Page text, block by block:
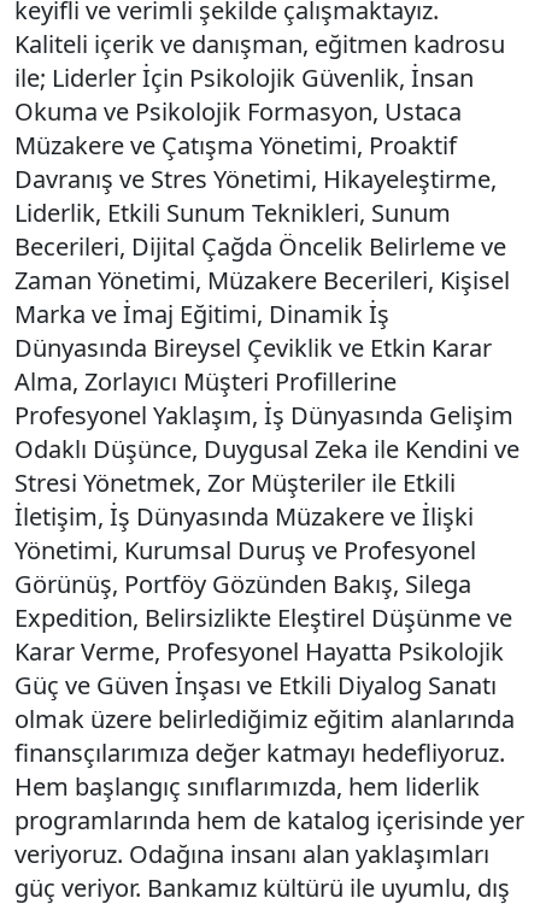
keyifli ve verimli şekilde çalışmaktayız.
Kaliteli içerik ve danışman, eğitmen kadrosu
ile; Liderler İçin Psikolojik Güvenlik, İnsan
Okuma ve Psikolojik Formasyon, Ustaca
Müzakere ve Çatışma Yönetimi, Proaktif
Davranış ve Stres Yönetimi, Hikayeleştirme,
Liderlik, Etkili Sunum Teknikleri, Sunum
Becerileri, Dijital Çağda Öncelik Belirleme ve
Zaman Yönetimi, Müzakere Becerileri, Kişisel
Marka ve İmaj Eğitimi, Dinamik İş
Dünyasında Bireysel Çeviklik ve Etkin Karar
Alma, Zorlayıcı Müşteri Profillerine
Profesyonel Yaklaşım, İş Dünyasında Gelişim
Odaklı Düşünce, Duygusal Zeka ile Kendini ve
Stresi Yönetmek, Zor Müşteriler ile Etkili
İletişim, İş Dünyasında Müzakere ve İlişki
Yönetimi, Kurumsal Duruş ve Profesyonel
Görünüş, Portföy Gözünden Bakış, Silega
Expedition, Belirsizlikte Eleştirel Düşünme ve
Karar Verme, Profesyonel Hayatta Psikolojik
Güç ve Güven İnşası ve Etkili Diyalog Sanatı
olmak üzere belirlediğimiz eğitim alanlarında
finansçılarımıza değer katmayı hedefliyoruz.
Hem başlangıç sınıflarımızda, hem liderlik
programlarında hem de katalog içerisinde yer
veriyoruz. Odağına insanı alan yaklaşımları
güç veriyor. Bankamız kültürü ile uyumlu, dış